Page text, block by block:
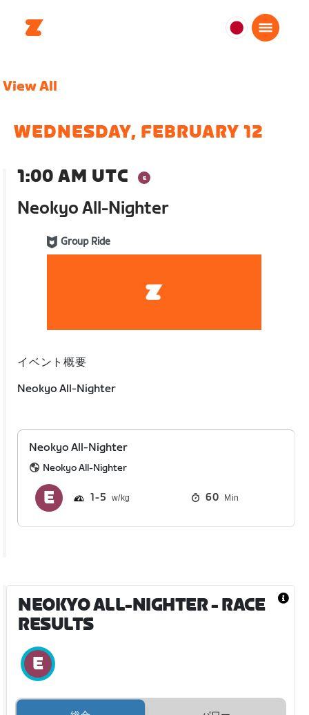
日
View All
WEDNESDAY, FEBRUARY 12
1:00 AM UTC
Neokyo All-Nighter
Group Ride
イベント概要
Neokyo All-Nighter
Neokyo All-Nighter
Neokyo All-Nighter
1 5 60 Min
NEOKYO ALL-NIGHTER- RACE
RESULTS